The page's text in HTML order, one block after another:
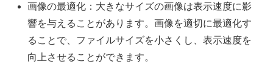
画像の最適化：大きなサイズの画像は表示速度に影
響を与えることがあります。画像を適切に最適化す
ることで、ファイルサイズを小さくし、表示速度を
向上させることができます。